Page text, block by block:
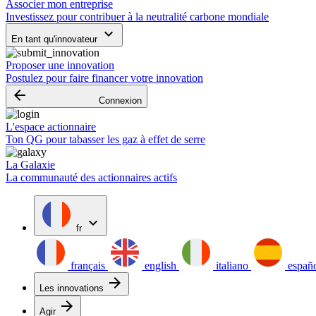
Associer mon entreprise
Investissez pour contribuer à la neutralité carbone mondiale
En tant qu'innovateur keyboard_arrow_down
Proposer une innovation
Postulez pour faire financer votre innovation
arrow_backward Connexion
L'espace actionnaire
Ton QG pour tabasser les gaz à effet de serre
La Galaxie
La communauté des actionnaires actifs
fr expand_more
français english italiano
Les innovations arrow_forward
Agir arrow_forward